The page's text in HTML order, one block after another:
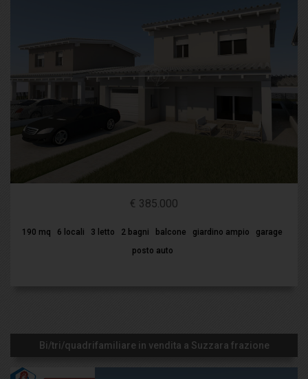
€ 385.000
190 mq 6 locali 3 letto 2 bagni balcone giardino ampio
garage
posto auto
Bi/tri/quadrifamiliare in vendita a Suzzara frazione